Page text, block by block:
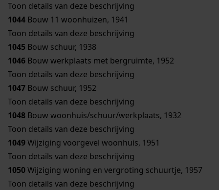
Toon details van deze beschrijving
1044 Bouw 11 woonhuizen, 1941
Toon details van deze beschrijving
1045 Bouw schuur, 1938
1046 Bouw werkplaats met bergruimte, 1952
Toon details van deze beschrijving
1047 Bouw schuur, 1952
Toon details van deze beschrijving
1048 Bouw woonhuis/schuur/werkplaats, 1932
Toon details van deze beschrijving
1049Wijziging voorgevel woonhuis, 1951
Toon details van deze beschrijving
1050Wijziging woning en vergroting schuurtje, 1957
Toon details van deze beschrijving